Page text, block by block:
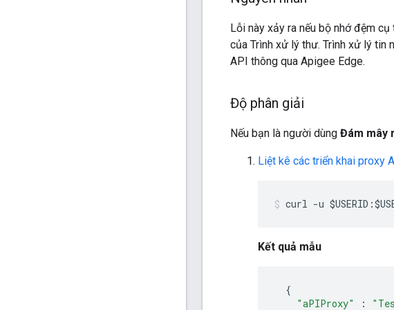
Lỗi này xảy ra nếu bộ nhớ đệm
của Trình xử lý thư. Trình xử lý tin
API thông qua Apigee Edge.
Độ phân giải
Nếu bạn là người dùng Đám mây
Liệt kê các triển khai proxy
curl -u
Kết quả mẫu
{
"aPIProxy"
: